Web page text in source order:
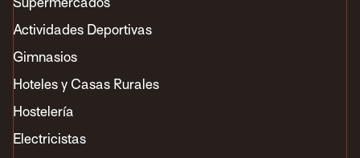
Actividades Deportivas
Gimnasios
Hoteles y Casas Rurales
Hostelería
Electricistas